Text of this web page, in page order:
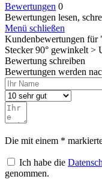
Bewertungen 0
Bewertungen lesen,
Menü schließen
Kundenbewertungen
Stecker 90° gewinkelt >
Bewertung schreiben
Bewertungen werden
Die mit einem *
Ich habe die
genommen.